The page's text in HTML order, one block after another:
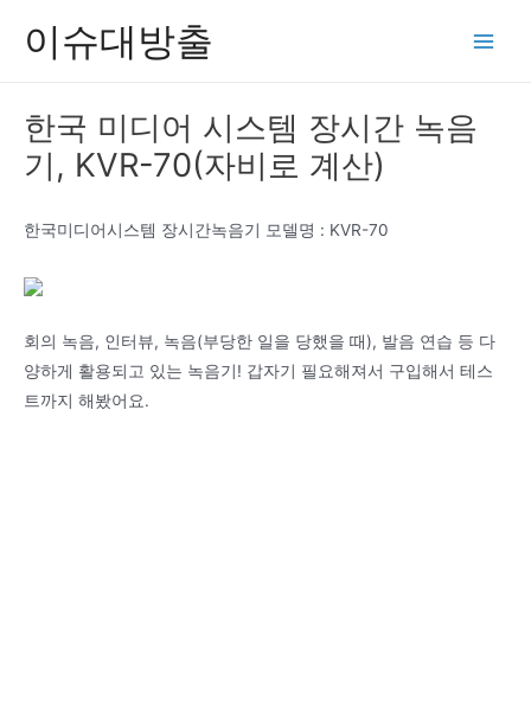
이슈대방출
한국 미디어 시스템 장시간 녹음
기, KVR-70(자비로 계산)
한국미디어시스템 장시간녹음기 모델명 : KVR-70
회의 녹음, 인터뷰, 녹음(부당한 일을 당했을 때), 발음 연습 등 다
양하게 활용되고 있는 녹음기! 갑자기 필요해져서 구입해서 테스
트까지 해봤어요.